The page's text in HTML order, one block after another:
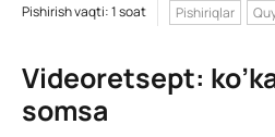
Pishirish vaqti: 1 soat Pishiriqlar
Videoretsept:
somsa